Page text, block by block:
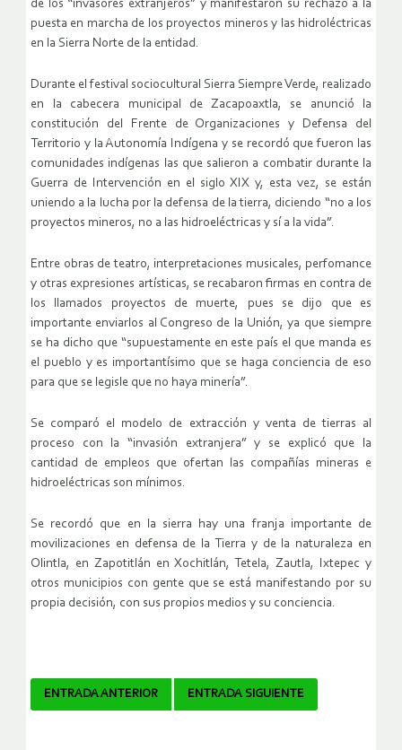
de los “invasores extranjeros” y manifestaron su rechazo a la
puesta en marcha de los proyectos mineros y las hidroléctricas
en la Sierra Norte de la entidad.
Durante el festival sociocultural Sierra Siempre Verde, realizado
en la cabecera municipal de Zacapoaxtla, se anunció la
constitución del Frente de Organizaciones y Defensa del
Territorio y la Autonomía Indígena y se recordó que fueron las
comunidades indígenas las que salieron a combatir durante la
Guerra de Intervención en el siglo XIX y, esta vez, se están
uniendo a la lucha por la defensa de la tierra, diciendo “no a los
proyectos mineros, no a las hidroeléctricas y sí a la vida”.
Entre obras de teatro, interpretaciones musicales, perfomance
y otras expresiones artísticas, se recabaron firmas en contra de
los llamados proyectos de muerte, pues se dijo que es
importante enviarlos al Congreso de la Unión, ya que siempre
se ha dicho que “supuestamente en este país el que manda es
el pueblo y es importantísimo que se haga conciencia de eso
para que se legisle que no haya minería”.
Se comparó el modelo de extracción y venta de tierras al
proceso con la “invasión extranjera” y se explicó que la
cantidad de empleos que ofertan las compañías mineras e
hidroeléctricas son mínimos.
Se recordó que en la sierra hay una franja importante de
movilizaciones en defensa de la Tierra y de la naturaleza en
Olintla, en Zapotitlán en Xochitlán, Tetela, Zautla, Ixtepec y
otros municipios con gente que se está manifestando por su
propia decisión, con sus propios medios y su conciencia.
Navegador
ENTRADA ANTERIOR ENTRADA SIGUIENTE